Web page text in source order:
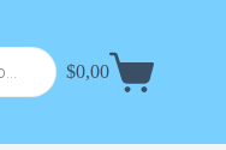
Carrito
$0,00